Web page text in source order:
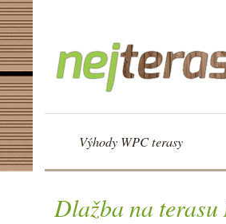
Výhody WPC terasy
Dlažba na